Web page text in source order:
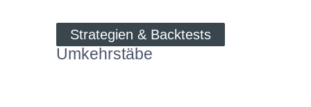
Strategien & Backtests
Umkehrstäbe